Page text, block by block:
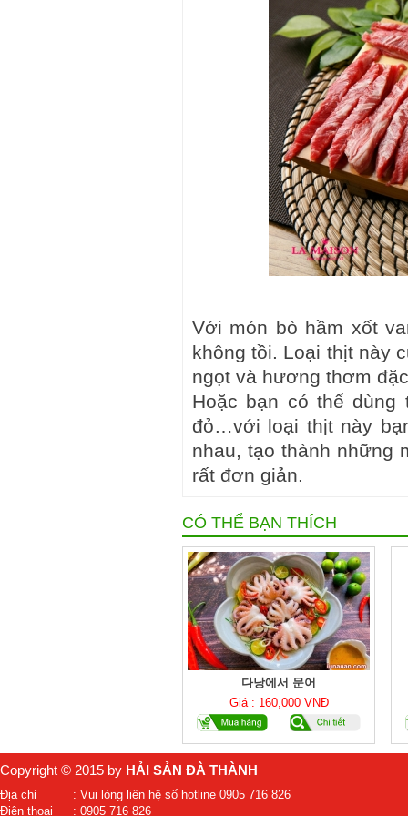
Với món bò hầm xốt
không tồi. Loại thịt này
ngọt và hương thơm
Hoặc bạn có thể
đỏ…với loại thịt này
nhau, tạo thành những
rất đơn giản.
CÓ THỂ BẠN THÍCH
다낭에서 문어
Giá : 160,000 VNĐ
Copyright © 2015 by HẢI SẢN ĐÀ THÀNH
Địa chỉ
: Vui lòng liên hệ số hotline 0905 716 826
Điện thoại
: 0905 716 826